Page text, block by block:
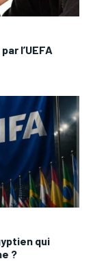
l’UEFA
qui
?